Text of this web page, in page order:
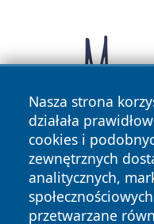
Nasza strona
działała
cookies i
zewnętrznych
analitycznych,
przetwarzane